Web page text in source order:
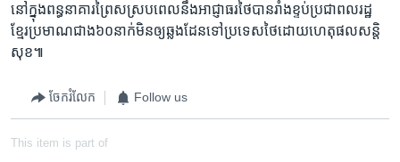
នៅក្នុង​ពន្ធនាគារ​ព្រៃស​ស្របពេល​នឹង​អាជ្ញាធរ​ថៃ​បាន​រាំងខ្ទប់​ប្រជាពលរដ្ឋ​
ខ្មែរ​ប្រមាណ​ជាង​៦០នាក់​មិនឲ្យ​ឆ្លងដែន​ទៅ​ប្រទេស​ថៃ​ដោយ​ហេតុផល​សន្តិ
សុខ៕
ចែករំលែក Follow us
This item is part of